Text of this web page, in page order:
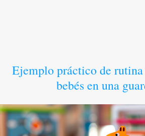
Ejemplo práctico de
bebés en una